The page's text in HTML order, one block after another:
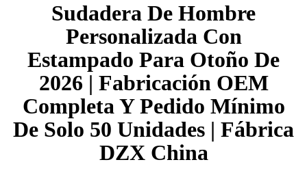
Sudadera De Hombre
Personalizada Con
Estampado Para Otoño De
2026 | Fabricación OEM
Completa Y Pedido Mínimo
De Solo 50 Unidades | Fábrica
DZX China